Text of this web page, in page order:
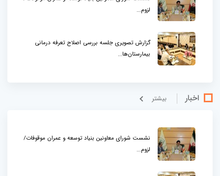
لزوم...
گزارش تصویری جلسه بررسی اصلاح تعرفه درمانی
بیمارستان‌ها...
اخبار بيشتر
نشست شورای معاونین بنیاد توسعه و عمران موقوفات/
لزوم...